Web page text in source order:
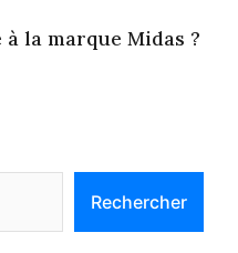
la marque Midas ?
Rechercher